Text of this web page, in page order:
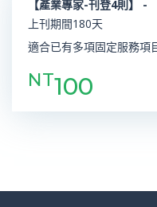
【產業專家-刊登4則】 -
上刊期間180天
適合已有多項固定服務項
NT100